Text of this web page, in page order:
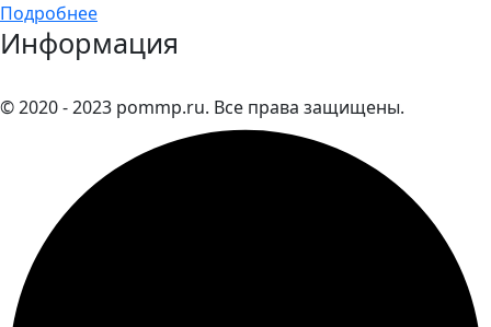
Подробнее
Информация
© 2020 - 2023 pommp.ru. Все права защищены.